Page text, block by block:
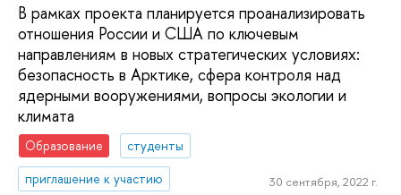
В рамках проекта планируется проанализировать
отношения России и США по ключевым
направлениям в новых стратегических условиях:
безопасность в Арктике, сфера контроля над
ядерными вооружениями, вопросы экологии и
климата
Образование
студенты
приглашение к участию
30 сентября, 2022 г.